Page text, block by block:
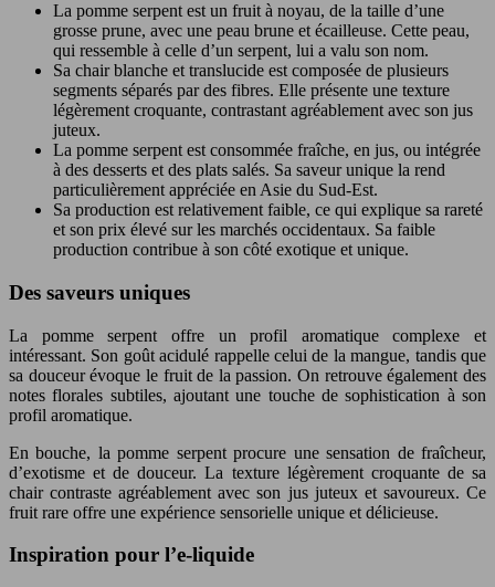
La pomme serpent est un fruit à noyau, de la taille d’une
grosse prune, avec une peau brune et écailleuse. Cette peau,
qui ressemble à celle d’un serpent, lui a valu son nom.
Sa chair blanche et translucide est composée de plusieurs
segments séparés par des fibres. Elle présente une texture
légèrement croquante, contrastant agréablement avec son jus
juteux.
La pomme serpent est consommée fraîche, en jus, ou intégrée
à des desserts et des plats salés. Sa saveur unique la rend
particulièrement appréciée en Asie du Sud-Est.
Sa production est relativement faible, ce qui explique sa rareté
et son prix élevé sur les marchés occidentaux. Sa faible
production contribue à son côté exotique et unique.
Des saveurs uniques
La pomme serpent offre un profil aromatique complexe et
intéressant. Son goût acidulé rappelle celui de la mangue, tandis que
sa douceur évoque le fruit de la passion. On retrouve également des
notes florales subtiles, ajoutant une touche de sophistication à son
profil aromatique.
En bouche, la pomme serpent procure une sensation de fraîcheur,
d’exotisme et de douceur. La texture légèrement croquante de sa
chair contraste agréablement avec son jus juteux et savoureux. Ce
fruit rare offre une expérience sensorielle unique et délicieuse.
Inspiration pour l’e-liquide